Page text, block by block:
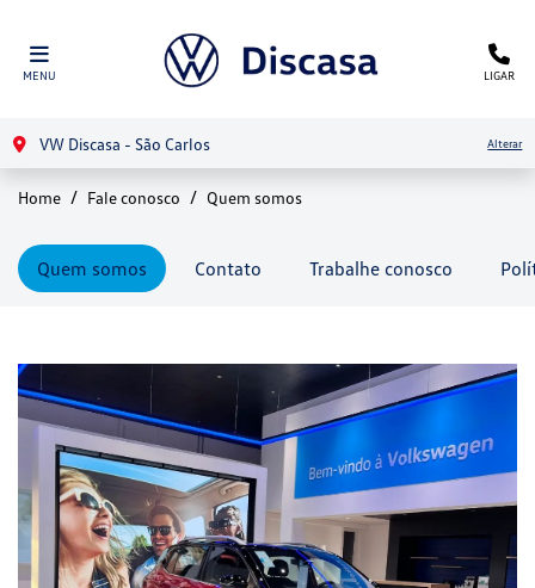
MENU LIGAR
VW Discasa - São Carlos Alterar
Home Fale conosco Quem somos
Contato
Quem somos Trabalhe conosco